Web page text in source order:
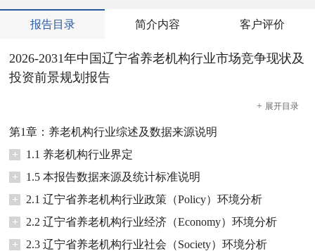
报告目录 简介内容 客户评价
2026-2031年中国辽宁省养老机构行业市场竞争现状及
投资前景规划报告
+ 展开目录
第1章：养老机构行业综述及数据来源说明
+
1.1 养老机构行业界定
+
1.5 本报告数据来源及统计标准说明
+
2.1 辽宁省养老机构行业政策（Policy）环境分析
+
2.2 辽宁省养老机构行业经济（Economy）环境分析
+
2.3 辽宁省养老机构行业社会（Society）环境分析